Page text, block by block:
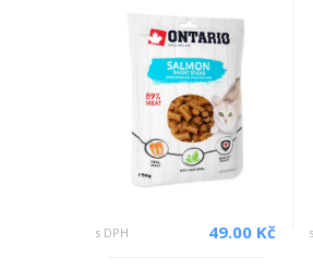
s DPH 49.00 Kč